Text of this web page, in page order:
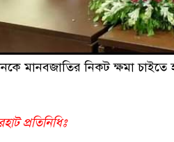
মানবজাতির নিকট ক্ষমা চাইতে
প্রতিনিধিঃ